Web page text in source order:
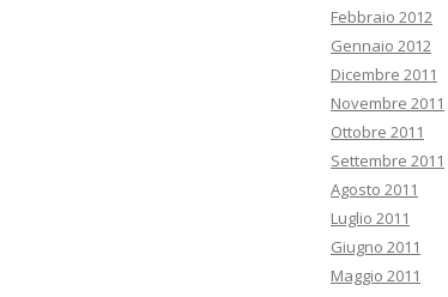
Febbraio 2012
Gennaio 2012
Dicembre 2011
Novembre 2011
Ottobre 2011
Settembre 2011
Agosto 2011
Luglio 2011
Giugno 2011
Maggio 2011